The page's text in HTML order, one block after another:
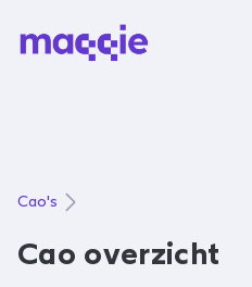
Cao's
Cao overzicht